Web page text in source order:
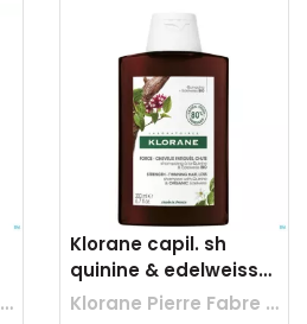
Klorane Pierre Fabre Benelux
Klorane capil. sh
quinine & edelweiss
200ml nf
Klorane Pierre Fabre Benelux